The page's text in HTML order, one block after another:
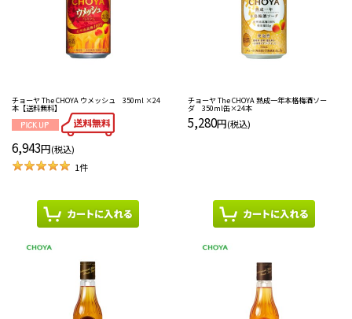
チョーヤ The CHOYA ウメッシュ 350ml ×24
本【送料無料】
6,943円(税込)
1件
チョーヤ The CHOYA 熟成一年本格梅酒ソー
ダ 350ml缶×24本
5,280円(税込)